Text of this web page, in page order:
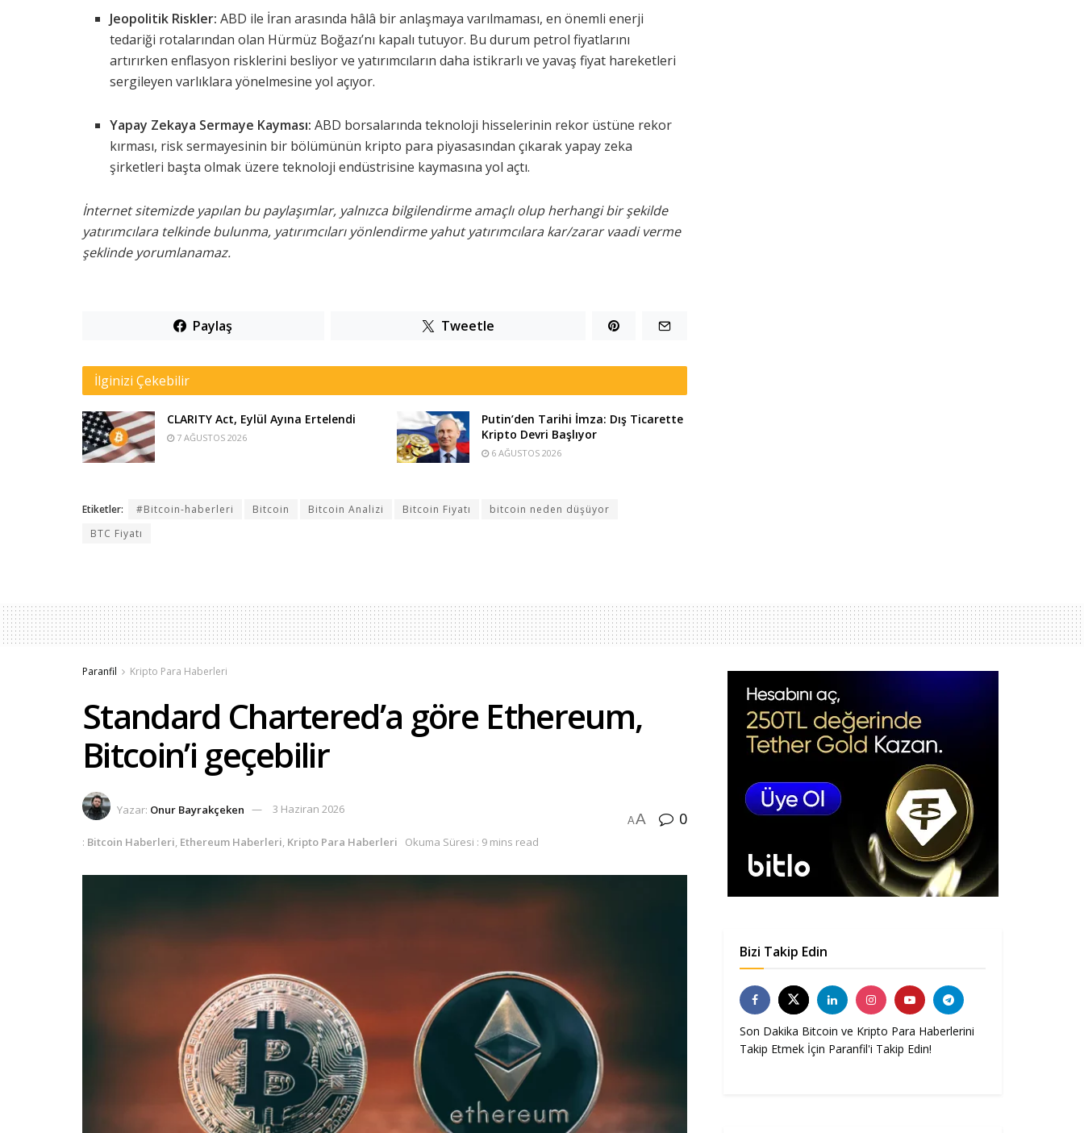
Jeopolitik Riskler: ABD ile İran arasında hâlâ bir anlaşmaya varılmaması, en önemli enerji
tedariği rotalarından olan Hürmüz Boğazı’nı kapalı tutuyor. Bu durum petrol fiyatlarını
artırırken enflasyon risklerini besliyor ve yatırımcıların daha istikrarlı ve yavaş fiyat hareketleri
sergileyen varlıklara yönelmesine yol açıyor.
Yapay Zekaya Sermaye Kayması: ABD borsalarında teknoloji hisselerinin rekor üstüne rekor
kırması, risk sermayesinin bir bölümünün kripto para piyasasından çıkarak yapay zeka
şirketleri başta olmak üzere teknoloji endüstrisine kaymasına yol açtı.
İnternet sitemizde yapılan bu paylaşımlar, yalnızca bilgilendirme amaçlı olup herhangi bir şekilde
yatırımcılara telkinde bulunma, yatırımcıları yönlendirme yahut yatırımcılara kar/zarar vaadi verme
şeklinde yorumlanamaz.
Paylaş Tweetle
İlginizi Çekebilir
CLARITY Act, Eylül Ayına Ertelendi
7 AĞUSTOS 2026
Putin’den Tarihi İmza: Dış Ticarette
Kripto Devri Başlıyor
6 AĞUSTOS 2026
Etiketler: #Bitcoin-haberleri Bitcoin Bitcoin Analizi Bitcoin Fiyatı
bitcoin neden düşüyor
BTC Fiyatı
Paranfil Kripto Para Haberleri
Standard Chartered’a göre Ethereum,
Bitcoin’i geçebilir
Yazar: Onur Bayrakçeken 3 Haziran 2026
: Bitcoin Haberleri, Ethereum Haberleri, Kripto Para Haberleri Okuma Süresi : 9 mins read
AA 0
Bizi Takip Edin
Son Dakika Bitcoin ve Kripto Para Haberlerini
Takip Etmek İçin Paranfil'i Takip Edin!